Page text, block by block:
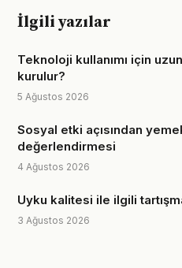
İlgili yazılar
Teknoloji kullanımı için
kurulur?
5 Ağustos 2026
Sosyal etki açısından
değerlendirmesi
4 Ağustos 2026
Uyku kalitesi ile ilgili
3 Ağustos 2026